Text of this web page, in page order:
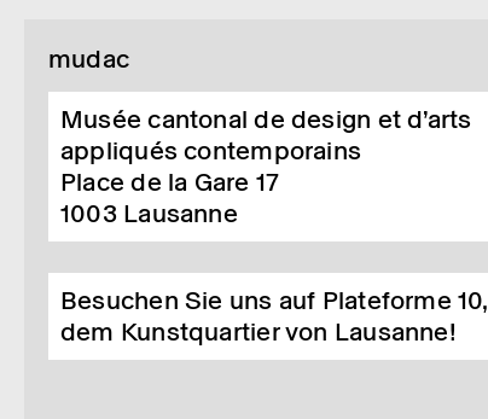
mudac
Musée cantonal de design et d’arts
appliqués contemporains
Place de la Gare 17
1003 Lausanne
Besuchen Sie uns auf Plateforme 10,
dem Kunstquartier von Lausanne!